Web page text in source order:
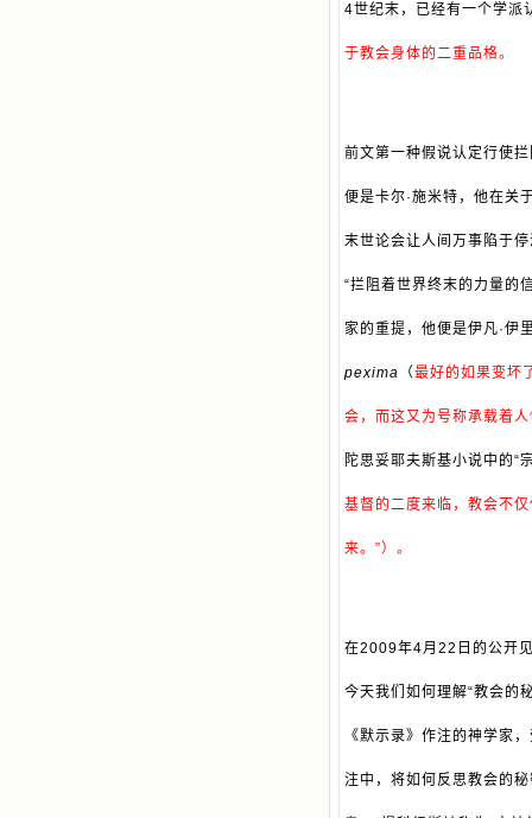
4世纪末，已经有一个学派
于教会身体的二重品格。
前文第一种假说认定行使
便是卡尔·施米特，他在关
末世论会让人间万事陷于
“拦阻着世界终末的力量的
家的重提，他便是伊凡·伊
pexima （最好的如果变坏
会，而这又为号称承载着
陀思妥耶夫斯基小说中的“
基督的二度来临，教会不
来。”）。
在2009年4月22日的公开
今天我们如何理解“教会的
《默示录》作注的神学家
注中，将如何反思教会的